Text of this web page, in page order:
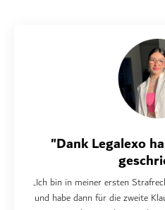
"Dank Legalexo
„Ich bin in meiner ersten
und habe dann für die zweite